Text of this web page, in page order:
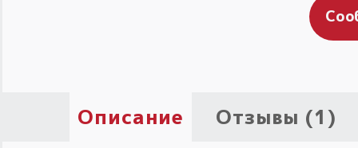
Описание Отзывы (1)